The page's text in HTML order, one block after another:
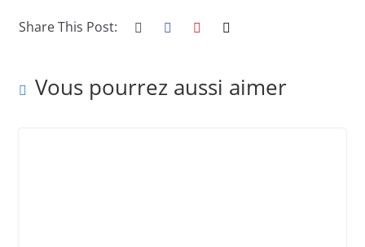
Share This Post:
Vous pourrez aussi aimer